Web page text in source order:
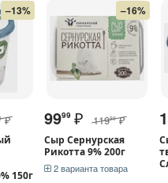
–13%
₽
150г
–16%
9999 ₽ 11999 ₽
Сыр Сернурская
Рикотта 9% 200г
2 варианта товара